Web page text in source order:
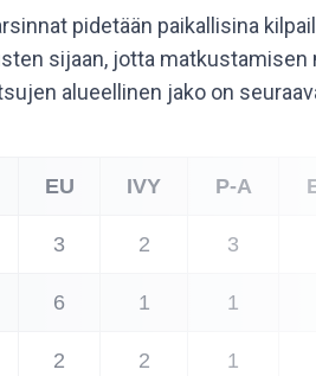
pidetään paikallisina
sijaan, jotta matkustamisen
alueellinen jako on
EU IVY P-A
3 2 3
6 1 1
2 2 1